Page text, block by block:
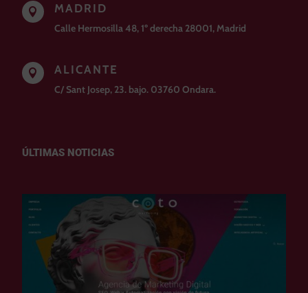
 MADRID
Calle Hermosilla 48, 1º derecha 28001, Madrid
 ALICANTE
C/ Sant Josep, 23. bajo. 03760 Ondara.
ÚLTIMAS NOTICIAS